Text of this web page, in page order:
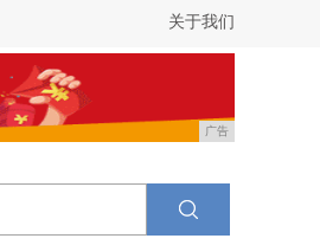
关于我们
广告